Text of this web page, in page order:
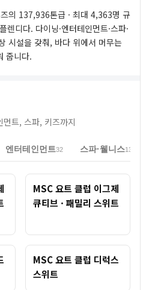
의 137,936톤급 · 최대 4,363명 규
렌디다. 다이닝·엔터테인먼트·스파·
시설을 갖춰, 바다 위에서 머무는
줍니다.
트, 스파, 키즈까지
엔터테인먼트32 스파·웰니스13
MSC 요트 클럽 이그제
큐티브 · 패밀리 스위트
MSC 요트 클럽 디럭스
스위트